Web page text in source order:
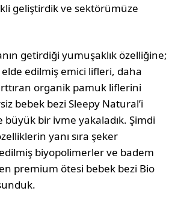
geliştirdik ve sektörümüze
getirdiği yumuşaklık özelliğine;
edilmiş emici lifleri, daha
organik pamuk liflerini
bebek bezi Sleepy Natural’i
bir ivme yakaladık. Şimdi
yanı sıra şeker
biyopolimerler ve badem
premium ötesi bebek bezi Bio